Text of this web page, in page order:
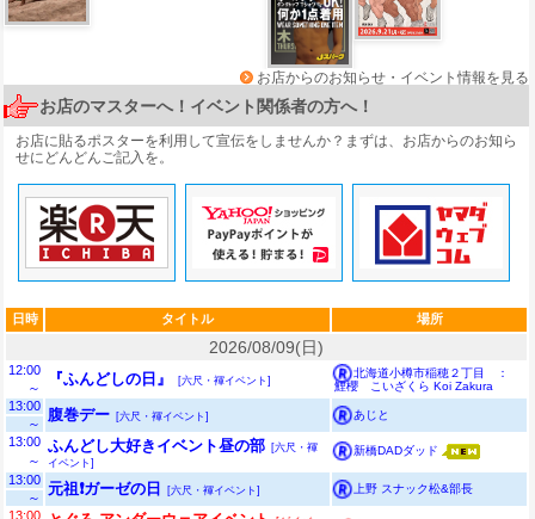
お店からのお知らせ・イベント情報を見る
お店のマスターへ！イベント関係者の方へ！
お店に貼るポスターを利用して宣伝をしませんか？まずは、 お店からのお知ら
せにどんどんご記入を。
日時 タイトル 場所
2026/08/09(日)
12:00 『ふんどしの日』 [六尺・褌イベント]
北海道小樽市稲穂２丁目 ：
鯉櫻 こいざくら Koi Zakura
～
13:00 腹巻デー [六尺・褌イベント] あじと
～
13:00 ふんどし大好きイベント昼の部 [六尺・褌
イベント]
新橋DADダッド
～
13:00 元祖❗ガーゼの日 [六尺・褌イベント] 上野 スナック松&部長
～
13:00